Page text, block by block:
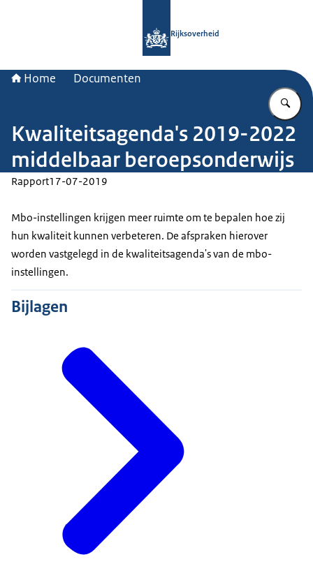
Rijksoverheid
Home Documenten
Kwaliteitsagenda's 2019-2022
middelbaar beroepsonderwijs
Rapport17-07-2019
Mbo-instellingen krijgen meer ruimte om te bepalen hoe zij
hun kwaliteit kunnen verbeteren. De afspraken hierover
worden vastgelegd in de kwaliteitsagenda's van de mbo-
instellingen.
Bijlagen